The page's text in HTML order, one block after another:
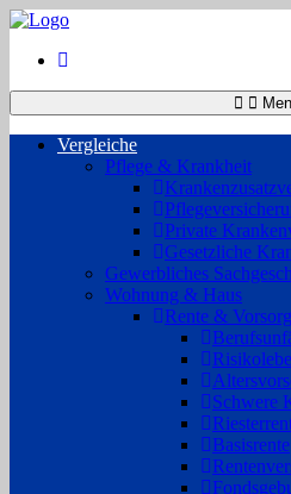
Vergleiche
Pflege & Krankheit
Private
Gesetzliche
Gewerbliches
Wohnung & Haus
Rente &
Schwere
Basisrente